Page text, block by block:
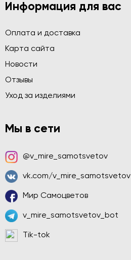
Информация для вас
Оплата и доставка
Карта сайта
Новости
Отзывы
Уход за изделиями
Мы в сети
@v_mire_samotsvetov
vk.com/v_mire_samotsvetov
Мир Самоцветов
v_mire_samotsvetov_bot
Tik-tok